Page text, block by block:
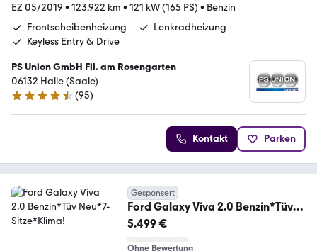
EZ 05/2019 • 123.922 km • 121 kW (165 PS) • Benzin
Frontscheibenheizung
Lenkradheizung
Keyless Entry & Drive
PS Union GmbH Fil. am Rosengarten
06132 Halle (Saale)
4.6 Sterne
(95)
Kontakt Parken
Gesponsert
Ford Galaxy Viva 2.0 Benzin*Tüv
Neu*7-Sitze*Klima!
5.499 €
Ohne Bewertung